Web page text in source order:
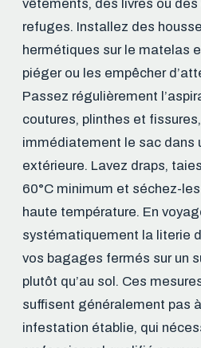
vêtements, des livres ou
refuges. Installez des
hermétiques sur le matelas
piéger ou les empêcher
Passez régulièrement
coutures, plinthes et
immédiatement le sac dans
extérieure. Lavez draps,
60°C minimum et séchez-
haute température. En
systématiquement la literie
vos bagages fermés sur un
plutôt qu’au sol. Ces
suffisent généralement pas
infestation établie, qui